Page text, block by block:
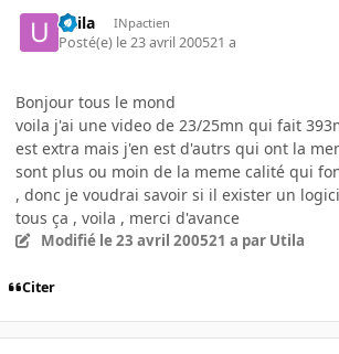
Utila INpactien
Posté(e) le 23 avril 200521 a
Bonjour tous le mond
voila j'ai une video de 23/25mn qui fait
est extra mais j'en est d'autrs qui ont la
sont plus ou moin de la meme calité qui
, donc je voudrai savoir si il exister un
tous ça , voila , merci d'avance
Modifié le 23 avril 200521 a par Utila
Citer